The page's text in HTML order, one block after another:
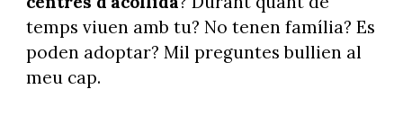
temps viuen amb tu? No tenen família? Es
poden adoptar? Mil preguntes bullien al
meu cap.